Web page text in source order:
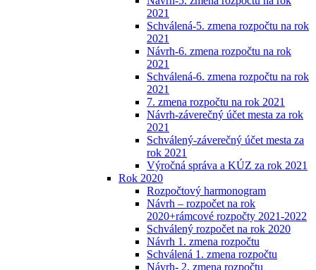
2021
Schválená-5. zmena rozpočtu na rok
2021
Návrh-6. zmena rozpočtu na rok
2021
Schválená-6. zmena rozpočtu na rok
2021
7. zmena rozpočtu na rok 2021
Návrh-záverečný účet mesta za rok
2021
Schválený-záverečný účet mesta za
rok 2021
Výročná správa a KÚZ za rok 2021
Rok 2020
Rozpočtový harmonogram
Návrh – rozpočet na rok
2020+rámcové rozpočty 2021-2022
Schválený rozpočet na rok 2020
Návrh 1. zmena rozpočtu
Schválená 1. zmena rozpočtu
Návrh- 2. zmena rozpočtu